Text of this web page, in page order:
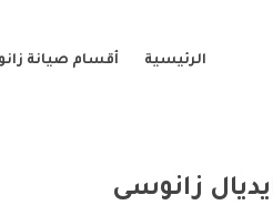
الرئيسية أقسام صيانة
زانوسى